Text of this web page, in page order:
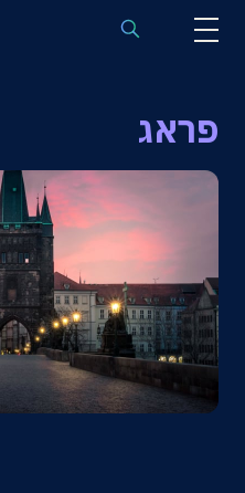
הופעות לפי אמנים
פסטיבלים
חבילות נבחרות
אירועי ספורט באירופה
בלוג
פראג